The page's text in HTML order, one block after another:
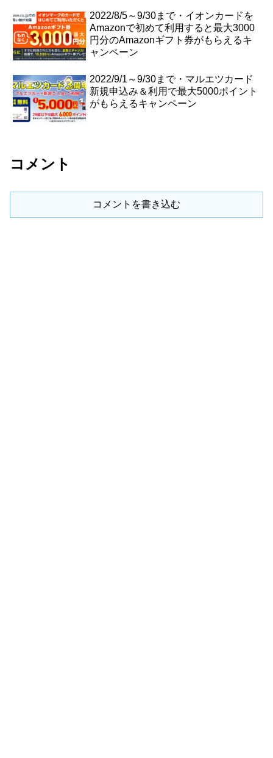
2022/8/5～9/30まで・イオンカードを
Amazonで初めて利用すると最大3000
円分のAmazonギフト券がもらえるキ
ャンペーン
2022/9/1～9/30まで・マルエツカード
新規申込み＆利用で最大5000ポイント
がもらえるキャンペーン
コメント
コメントを書き込む